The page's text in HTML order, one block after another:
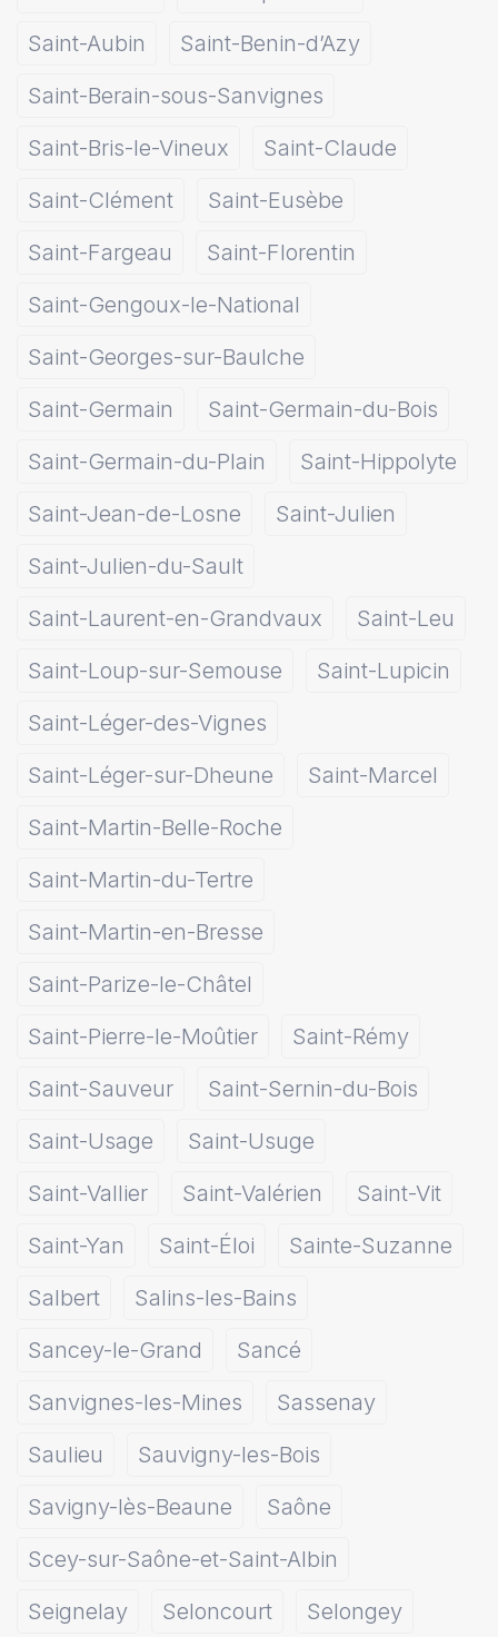
Saint-Aubin
Saint-Benin-d’Azy
Saint-Berain-sous-Sanvignes
Saint-Bris-le-Vineux
Saint-Claude
Saint-Clément
Saint-Eusèbe
Saint-Fargeau
Saint-Florentin
Saint-Gengoux-le-National
Saint-Georges-sur-Baulche
Saint-Germain
Saint-Germain-du-Bois
Saint-Germain-du-Plain
Saint-Hippolyte
Saint-Jean-de-Losne
Saint-Julien
Saint-Julien-du-Sault
Saint-Laurent-en-Grandvaux
Saint-Leu
Saint-Loup-sur-Semouse
Saint-Lupicin
Saint-Léger-des-Vignes
Saint-Léger-sur-Dheune
Saint-Marcel
Saint-Martin-Belle-Roche
Saint-Martin-du-Tertre
Saint-Martin-en-Bresse
Saint-Parize-le-Châtel
Saint-Pierre-le-Moûtier
Saint-Rémy
Saint-Sauveur
Saint-Sernin-du-Bois
Saint-Usage
Saint-Usuge
Saint-Vallier
Saint-Valérien
Saint-Vit
Saint-Yan
Saint-Éloi
Sainte-Suzanne
Salbert
Salins-les-Bains
Sancey-le-Grand
Sancé
Sanvignes-les-Mines
Sassenay
Saulieu
Sauvigny-les-Bois
Savigny-lès-Beaune
Saône
Scey-sur-Saône-et-Saint-Albin
Seignelay
Seloncourt
Selongey